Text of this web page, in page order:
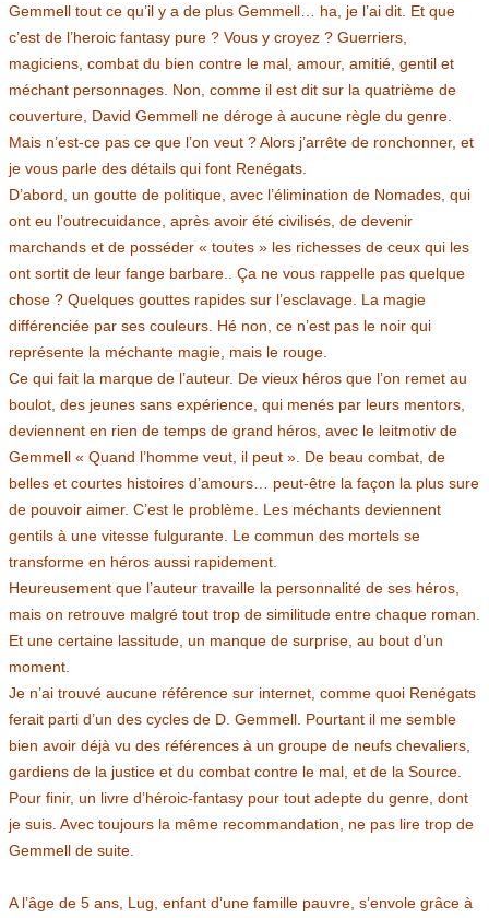
Gemmell tout ce qu’il y a de plus Gemmell… ha, je l’ai dit. Et que
c’est de l’heroic fantasy pure ? Vous y croyez ? Guerriers,
magiciens, combat du bien contre le mal, amour, amitié, gentil et
méchant personnages. Non, comme il est dit sur la quatrième de
couverture, David Gemmell ne déroge à aucune règle du genre.
Mais n’est-ce pas ce que l’on veut ? Alors j’arrête de ronchonner, et
je vous parle des détails qui font Renégats.
D’abord, un goutte de politique, avec l’élimination de Nomades, qui
ont eu l’outrecuidance, après avoir été civilisés, de devenir
marchands et de posséder « toutes » les richesses de ceux qui les
ont sortit de leur fange barbare.. Ça ne vous rappelle pas quelque
chose ? Quelques gouttes rapides sur l’esclavage. La magie
différenciée par ses couleurs. Hé non, ce n’est pas le noir qui
représente la méchante magie, mais le rouge.
Ce qui fait la marque de l’auteur. De vieux héros que l’on remet au
boulot, des jeunes sans expérience, qui menés par leurs mentors,
deviennent en rien de temps de grand héros, avec le leitmotiv de
Gemmell « Quand l’homme veut, il peut ». De beau combat, de
belles et courtes histoires d’amours… peut-être la façon la plus sure
de pouvoir aimer. C’est le problème. Les méchants deviennent
gentils à une vitesse fulgurante. Le commun des mortels se
transforme en héros aussi rapidement.
Heureusement que l’auteur travaille la personnalité de ses héros,
mais on retrouve malgré tout trop de similitude entre chaque roman.
Et une certaine lassitude, un manque de surprise, au bout d’un
moment.
Je n’ai trouvé aucune référence sur internet, comme quoi Renégats
ferait parti d’un des cycles de D. Gemmell. Pourtant il me semble
bien avoir déjà vu des références à un groupe de neufs chevaliers,
gardiens de la justice et du combat contre le mal, et de la Source.
Pour finir, un livre d’héroic-fantasy pour tout adepte du genre, dont
je suis. Avec toujours la même recommandation, ne pas lire trop de
Gemmell de suite.
A l’âge de 5 ans, Lug, enfant d’une famille pauvre, s’envole grâce à